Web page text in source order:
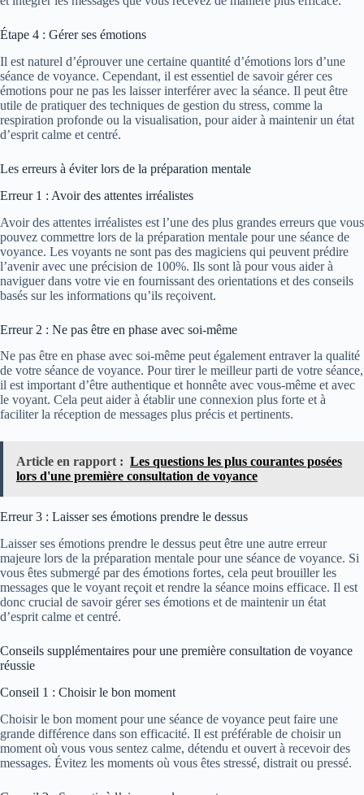
Étape 4 : Gérer ses émotions
Il est naturel d’éprouver une certaine quantité d’émotions lors d’une
séance de voyance. Cependant, il est essentiel de savoir gérer ces
émotions pour ne pas les laisser interférer avec la séance. Il peut être
utile de pratiquer des techniques de gestion du stress, comme la
respiration profonde ou la visualisation, pour aider à maintenir un état
d’esprit calme et centré.
Les erreurs à éviter lors de la préparation mentale
Erreur 1 : Avoir des attentes irréalistes
Avoir des attentes irréalistes est l’une des plus grandes erreurs que vous
pouvez commettre lors de la préparation mentale pour une séance de
voyance. Les voyants ne sont pas des magiciens qui peuvent prédire
l’avenir avec une précision de 100%. Ils sont là pour vous aider à
naviguer dans votre vie en fournissant des orientations et des conseils
basés sur les informations qu’ils reçoivent.
Erreur 2 : Ne pas être en phase avec soi-même
Ne pas être en phase avec soi-même peut également entraver la qualité
de votre séance de voyance. Pour tirer le meilleur parti de votre séance,
il est important d’être authentique et honnête avec vous-même et avec
le voyant. Cela peut aider à établir une connexion plus forte et à
faciliter la réception de messages plus précis et pertinents.
Article en rapport : Les questions les plus courantes posées
lors d'une première consultation de voyance
Erreur 3 : Laisser ses émotions prendre le dessus
Laisser ses émotions prendre le dessus peut être une autre erreur
majeure lors de la préparation mentale pour une séance de voyance. Si
vous êtes submergé par des émotions fortes, cela peut brouiller les
messages que le voyant reçoit et rendre la séance moins efficace. Il est
donc crucial de savoir gérer ses émotions et de maintenir un état
d’esprit calme et centré.
Conseils supplémentaires pour une première consultation de voyance
réussie
Conseil 1 : Choisir le bon moment
Choisir le bon moment pour une séance de voyance peut faire une
grande différence dans son efficacité. Il est préférable de choisir un
moment où vous vous sentez calme, détendu et ouvert à recevoir des
messages. Évitez les moments où vous êtes stressé, distrait ou pressé.